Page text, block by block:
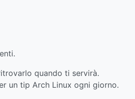
quando ti servirà.
un tip Arch Linux ogni giorno.